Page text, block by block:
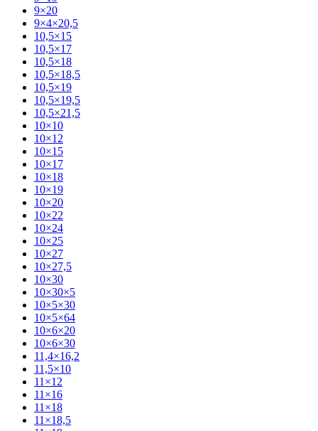
9×20
9×4×20,5
10,5×15
10,5×17
10,5×18
10,5×18,5
10,5×19
10,5×19,5
10,5×21,5
10×10
10×12
10×15
10×17
10×18
10×19
10×20
10×22
10×24
10×25
10×27
10×27,5
10×30
10×30×5
10×5×30
10×5×64
10×6×20
10×6×30
11,4×16,2
11,5×10
11×12
11×16
11×18
11×18,5